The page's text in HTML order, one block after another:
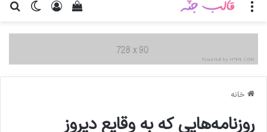
تغییر ورود
دیدن سبد خرید منو
خانه
روزنامه‌هایی که به وقایع دیروز